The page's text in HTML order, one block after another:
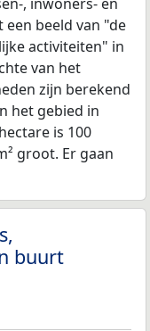
beeld van "de
activiteiten" in
van het
zijn berekend
het gebied in
is 100
groot. Er gaan
buurt